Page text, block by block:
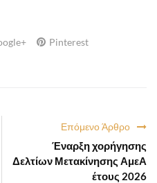
Pinterest
Επόμενο Άρθρο
Έναρξη χορήγησης
Δελτίων Μετακίνησης ΑμεΑ
έτους 2026